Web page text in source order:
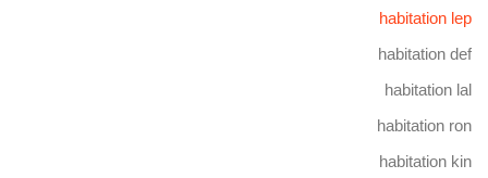
habitation lep
habitation def
habitation lal
habitation ron
habitation kin